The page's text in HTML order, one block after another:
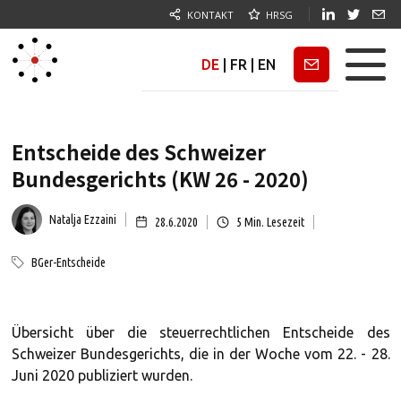
KONTAKT HRSG
DE FR EN Newsletter
Entscheide des Schweizer
Bundesgerichts (KW 26 - 2020)
Natalja Ezzaini 28.6.2020 5 Min. Lesezeit
BGer-Entscheide
Übersicht über die steuerrechtlichen Entscheide des
Schweizer Bundesgerichts, die in der Woche vom 22. - 28.
Juni 2020 publiziert wurden.